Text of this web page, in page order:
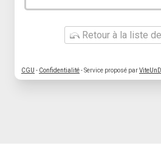
Retour à la liste
CGU - Confidentialité- Service proposé par